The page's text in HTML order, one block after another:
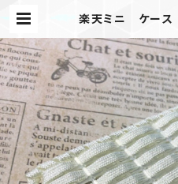
楽天ミニ ケー